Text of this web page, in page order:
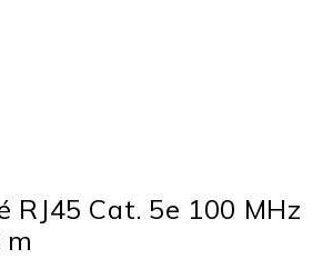
RJ45 Cat. 5e 100 MHz
m